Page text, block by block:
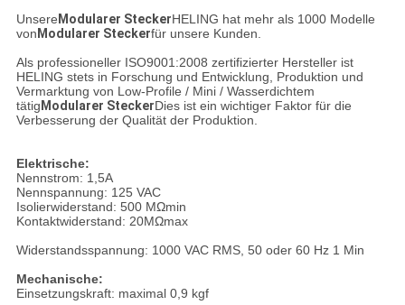
Unsere Modularer SteckerHELING hat mehr als 1000 Modelle
von Modularer Steckerfür unsere Kunden.
Als professioneller ISO9001:2008 zertifizierter Hersteller ist
HELING stets in Forschung und Entwicklung, Produktion und
Vermarktung von Low-Profile / Mini / Wasserdichtem
tätig Modularer SteckerDies ist ein wichtiger Faktor für die
Verbesserung der Qualität der Produktion.
Elektrische:
Nennstrom: 1,5A
Nennspannung: 125 VAC
Isolierwiderstand: 500 MΩmin
Kontaktwiderstand: 20MΩmax
Widerstandsspannung: 1000 VAC RMS, 50 oder 60 Hz 1 Min
Mechanische:
Einsetzungskraft: maximal 0,9 kgf